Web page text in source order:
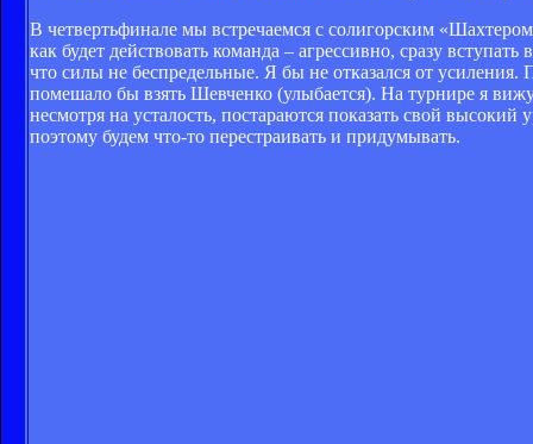
В четвертьфинале мы встречаемся с солигорским
как будет действовать команда – агрессивно, сразу
что силы не беспредельные. Я бы не отказался от
помешало бы взять Шевченко (улыбается). На турнире я
несмотря на усталость, постараются показать свой
поэтому будем что-то перестраивать и придумывать.